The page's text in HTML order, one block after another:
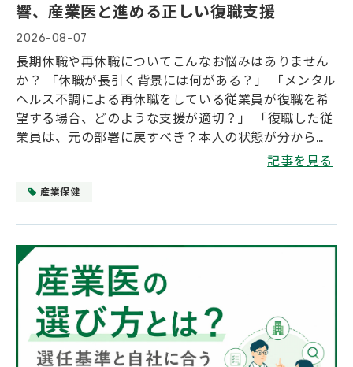
響、産業医と進める正しい復職支援
2026-08-07
長期休職や再休職についてこんなお悩みはありません
か？ 「休職が長引く背景には何がある？」 「メンタル
ヘルス不調による再休職をしている従業員が復職を希
望する場合、どのような支援が適切？」 「復職した従
業員は、元の部署に戻すべき？本人の状態が分から
ず、以前と同様に仕事をまかせて良いのか、どのよう
の対応が複雑で、時間もかかる。どのように支援する
よい？」 本記事では、長期休職および再休職に至る理
由、それらがもたらす影響、長期休職と再休職を減ら
すために産業医と協働して行う復職支援についてご紹
介します。
記事を見る
産業保健